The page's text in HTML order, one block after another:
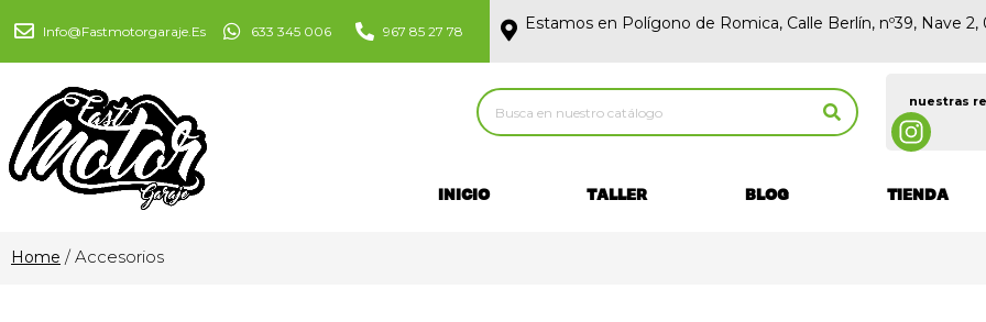
Info@fastmotorgaraje.es 633 345 006 967 85 27 78 Estamos en Polígono de Romica, Calle Berlín, nº39, Nave
nuestras
INICIO TALLER BLOG TIENDA
Home / Accesorios